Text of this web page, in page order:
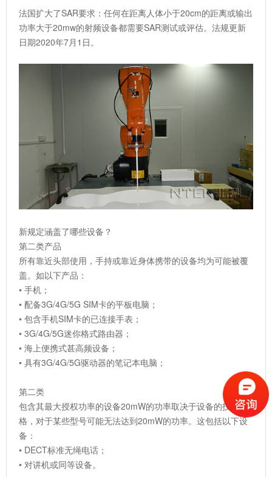
法国扩大了SAR要求：任何在距离人体小于20cm的距离或输出
功率大于20mw的射频设备都需要SAR测试或评估。法规更新
日期2020年7月1日。
新规定涵盖了哪些设备？
第二类产品
所有靠近头部使用，手持或靠近身体携带的设备均为可能被覆
盖。如以下产品：
• 手机；
• 配备3G/4G/5G SIM卡的平板电脑；
• 包含手机SIM卡的已连接手表；
• 3G/4G/5G迷你格式路由器；
• 海上便携式甚高频设备；
• 具有3G/4G/5G驱动器的笔记本电脑；
第二类
包含其最大授权功率的设备20mW的功率取决于设备的技术规
格，对于某些型号可能无法达到20mW的功率。这包括以下设
备：
• DECT标准无绳电话；
• 对讲机或同等设备。